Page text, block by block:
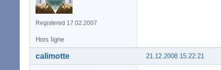
Registered 17.02.2007
Hors ligne
21.12.2008 15:22:21
calimotte